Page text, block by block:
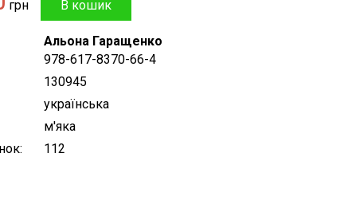
грн
Альона Гаращенко
978-617-8370-66-4
130945
українська
м'яка
112